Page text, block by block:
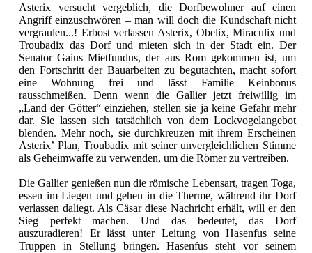
Asterix versucht vergeblich, die Dorfbewohner auf einen
Angriff einzuschwören – man will doch die Kundschaft nicht
vergraulen...! Erbost verlassen Asterix, Obelix, Miraculix und
Troubadix das Dorf und mieten sich in der Stadt ein. Der
Senator Gaius Mietfundus, der aus Rom gekommen ist, um
den Fortschritt der Bauarbeiten zu begutachten, macht sofort
eine Wohnung frei und lässt Familie Keinbonus
rausschmeißen. Denn wenn die Gallier jetzt freiwillig im
„Land der Götter“ einziehen, stellen sie ja keine Gefahr mehr
dar. Sie lassen sich tatsächlich von dem Lockvogelangebot
blenden. Mehr noch, sie durchkreuzen mit ihrem Erscheinen
Asterix’ Plan, Troubadix mit seiner unvergleichlichen Stimme
als Geheimwaffe zu verwenden, um die Römer zu vertreiben.
Die Gallier genießen nun die römische Lebensart, tragen Toga,
essen im Liegen und gehen in die Therme, während ihr Dorf
verlassen daliegt. Als Cäsar diese Nachricht erhält, will er den
Sieg perfekt machen. Und das bedeutet, das Dorf
auszuradieren! Er lässt unter Leitung von Hasenfus seine
Truppen in Stellung bringen. Hasenfus steht vor seinem